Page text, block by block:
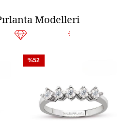
Modelleri
%52